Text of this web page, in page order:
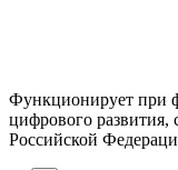
Функционирует при
цифрового
Российской